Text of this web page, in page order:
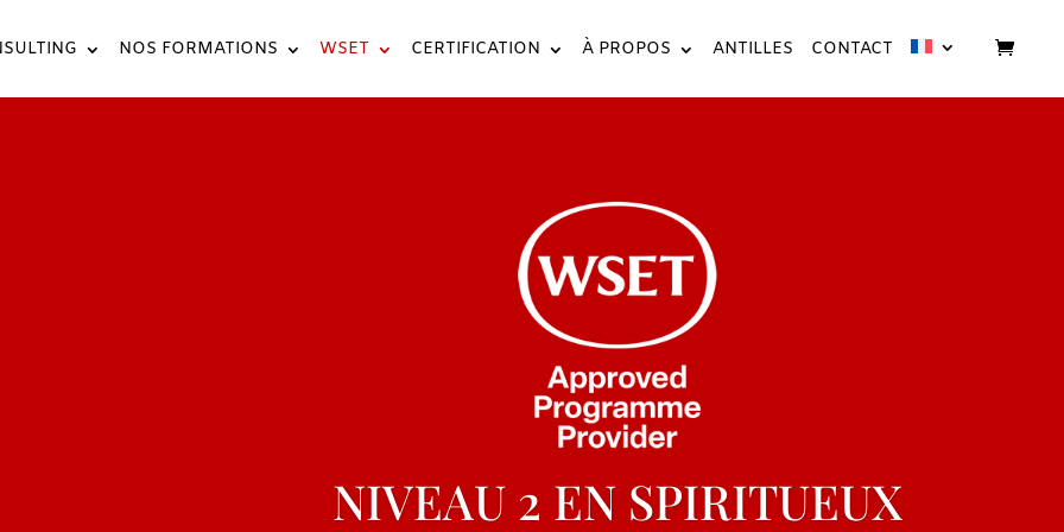
NOS FORMATIONS WSET CERTIFICATION À PROPOS ANTILLES CONTACT
NIVEAU 2 EN SPIRITUEUX